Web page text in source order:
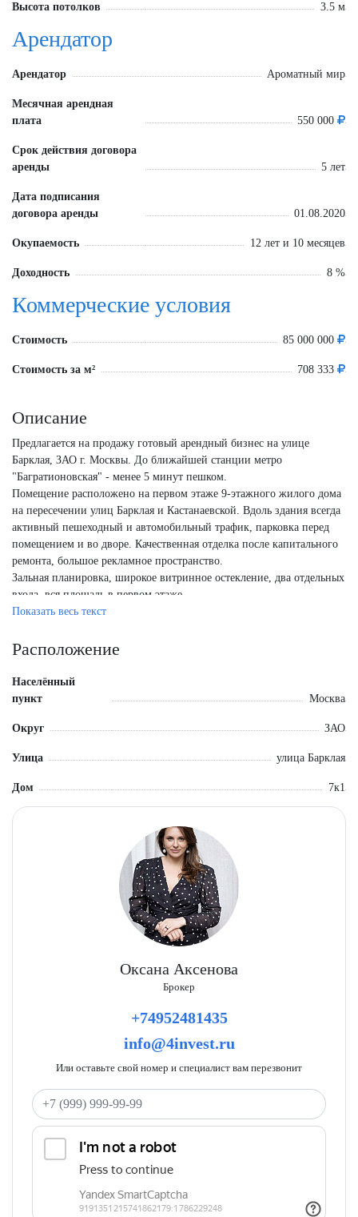
Высота потолков 3.5 м
Арендатор
Арендатор Ароматный мир
Месячная арендная
плата
550 000
Срок действия договора
аренды
5 лет
Дата подписания
договора аренды
01.08.2020
Окупаемость 12 лет и 10 месяцев
Доходность 8 %
Коммерческие условия
Стоимость 85 000 000
Стоимость за м² 708 333
Описание
Предлагается на продажу готовый арендный бизнес на улице
Барклая, ЗАО г. Москвы. До ближайшей станции метро
"Багратионовская" - менее 5 минут пешком.
Помещение расположено на первом этаже 9-этажного жилого дома
на пересечении улиц Барклая и Кастанаевской. Вдоль здания всегда
активный пешеходный и автомобильный трафик, парковка перед
помещением и во дворе. Качественная отделка после капитального
ремонта, большое рекламное пространство.
Зальная планировка, широкое витринное остекление, два отдельных
входа, вся площадь в первом этаже.
Арендатор - алкомаркет "Ароматный мир", ДДА на 5 лет от августа
Общая площадь помещения - 120 кв.м.
Показать весь текст
Расположение
Населённый
пункт
Москва
Округ ЗАО
Улица улица Барклая
Дом 7к1
Оксана Аксенова
Брокер
+74952481435
info@4invest.ru
Или оставьте свой номер и специалист вам перезвонит